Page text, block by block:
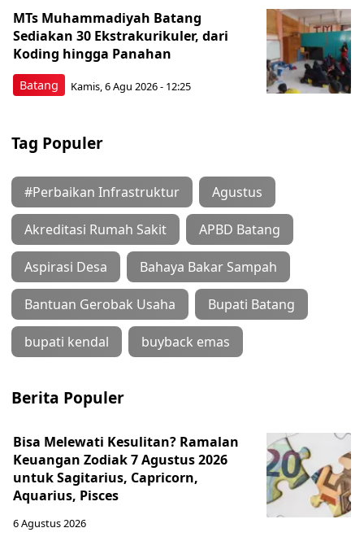
Batang
MTs Muhammadiyah Batang
Sediakan 30 Ekstrakurikuler, dari
Koding hingga Panahan
Kamis, 6 Agu 2026 - 12:25
Tag Populer
#Perbaikan Infrastruktur Agustus
Akreditasi Rumah Sakit APBD Batang
Aspirasi Desa Bahaya Bakar Sampah
Bantuan Gerobak Usaha Bupati Batang
bupati kendal buyback emas
Berita Populer
Bisa Melewati Kesulitan? Ramalan
Keuangan Zodiak 7 Agustus 2026
untuk Sagitarius, Capricorn,
Aquarius, Pisces
6 Agustus 2026